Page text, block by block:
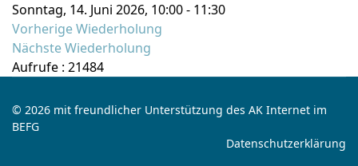
Sonntag, 14. Juni 2026, 10:00 - 11:30
Vorherige Wiederholung
Nächste Wiederholung
Aufrufe : 21484
© 2026 mit freundlicher Unterstützung des AK Internet im
BEFG
Datenschutzerklärung